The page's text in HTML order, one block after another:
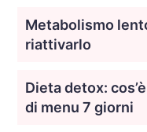
Metabolismo
riattivarlo
Dieta detox:
di menu 7 giorni